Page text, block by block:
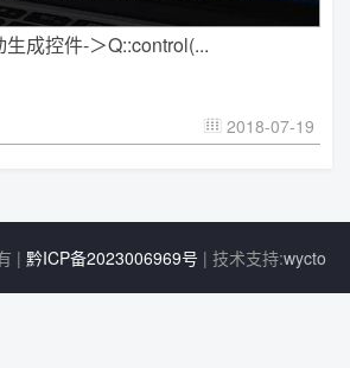
成控件-＞Q::control(...
 2018-07-19
| 黔ICP备2023006969号 | 技术支持:wycto